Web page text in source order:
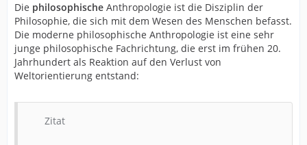
Die philosophische Anthropologie ist die Disziplin der
Philosophie, die sich mit dem Wesen des Menschen befasst.
Die moderne philosophische Anthropologie ist eine sehr
junge philosophische Fachrichtung, die erst im frühen 20.
Jahrhundert als Reaktion auf den Verlust von
Weltorientierung entstand:
Zitat